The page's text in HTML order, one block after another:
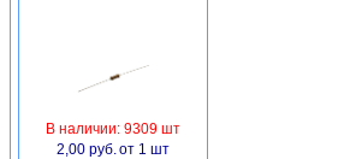
В наличии: 9309 шт
2,00 руб. от 1 шт